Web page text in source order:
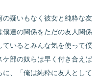
疑いもなく彼女と純粋な友
僕達の関係をただの友人関係
ているとみんな気を使って僕
部の奴らは早く付き合えば
、「俺は純粋に友人として